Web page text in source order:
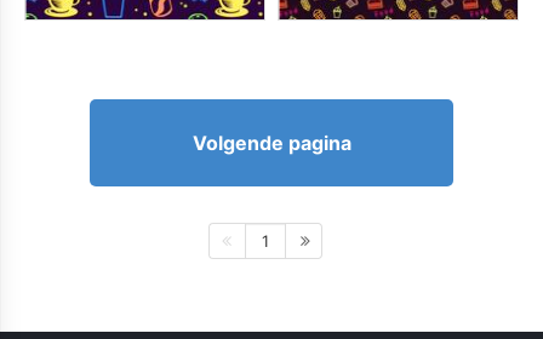
Volgende pagina
1